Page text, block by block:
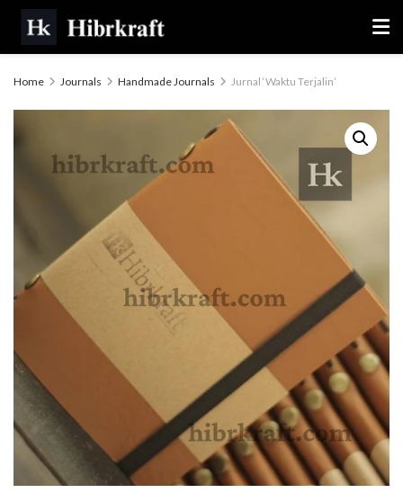
Home Journals Handmade Journals Jurnal ‘Waktu Terjalin’